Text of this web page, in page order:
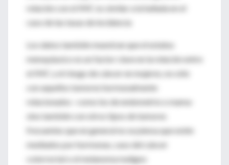
relación con el IMC es similar a la hallada en el
caso de las tasas de incidencia
Los datos también muestran que el estatus
menopáusico es un factor clave en la relación entre
el IMC y el riesgo de cáncer en mujeres, no sólo
con aquellos tumores hormonalmente
relacionados –como los de endometrio o mama-
sino también con otros tipos de tumores
frecuentes que en general no se piensa que estén
mediados por hormonas, caso del cáncer
colorrectal o el melanoma maligno